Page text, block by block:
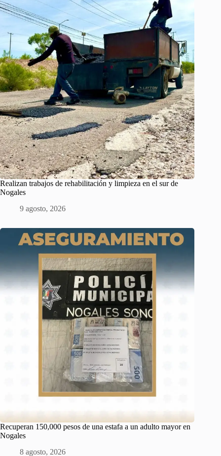
Realizan trabajos de rehabilitación y limpieza en el sur de
Nogales
9 agosto, 2026
Recuperan 150,000 pesos de una estafa a un adulto mayor en
Nogales
8 agosto, 2026